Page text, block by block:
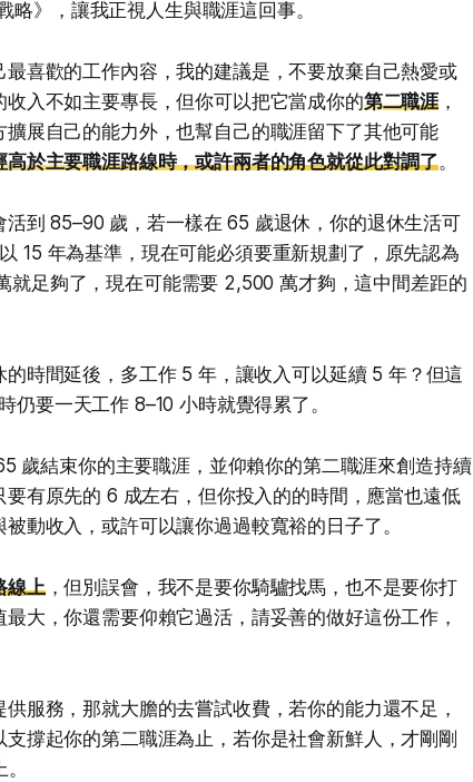
》，讓我正視人生與職涯這回事。
喜歡的工作內容，我的建議是，不要放棄自己熱愛或
入不如主要專長，但你可以把它當成你的第二職涯 ，
展自己的能力外，也幫自己的職涯留下了其他可能
於主要職涯路線時，或許兩者的角色就從此對調了。
到 85–90 歲，若一樣在 65 歲退休，你的退休生活可
15 年為基準，現在可能必須要重新規劃了，原先認為
就足夠了，現在可能需要 2,500 萬才夠，這中間差距的
時間延後，多工作 5 年，讓收入可以延續 5 年？但這
要一天工作 8–10 小時就覺得累了。
歲結束你的主要職涯，並仰賴你的第二職涯來創造持續
有原先的 6 成左右，但你投入的的時間，應當也遠低
動收入，或許可以讓你過過較寬裕的日子了。
線上，但別誤會，我不是要你騎驢找馬，也不是要你打
大，你還需要仰賴它過活，請妥善的做好這份工作，
服務，那就大膽的去嘗試收費，若你的能力還不足，
撐起你的第二職涯為止，若你是社會新鮮人，才剛剛